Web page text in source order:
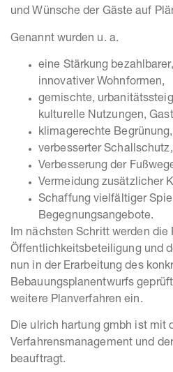
und Wünsche der Gäste auf
Genannt wurden u. a.
eine Stärkung
innovativer Wohnformen,
gemischte,
kulturelle Nutzungen,
klimagerechte Begrünung,
verbesserter Schallschutz,
Verbesserung der
Vermeidung zusätzlicher
Schaffung vielfältiger
Begegnungsangebote.
Im nächsten Schritt werden die
Öffentlichkeitsbeteiligung und
nun in der Erarbeitung des
Bebauungsplanentwurfs
weitere Planverfahren ein.
Die ulrich hartung gmbh ist mit
Verfahrensmanagement und
beauftragt.